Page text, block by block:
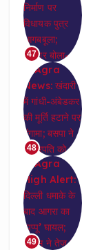
47
48
49